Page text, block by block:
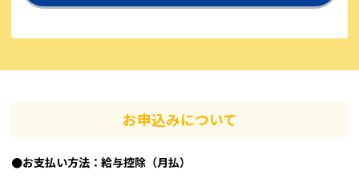
お申込みについて
●お支払い方法：給与控除（月払）